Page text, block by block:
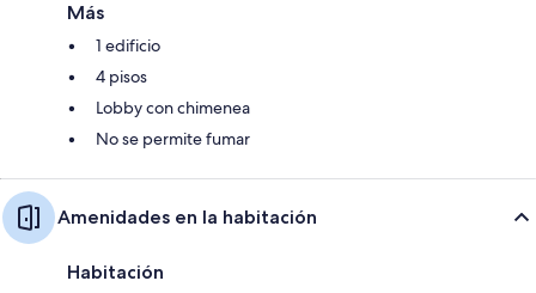
Más
1 edificio
4 pisos
Lobby con chimenea
No se permite fumar
Amenidades en la habitación
Habitación